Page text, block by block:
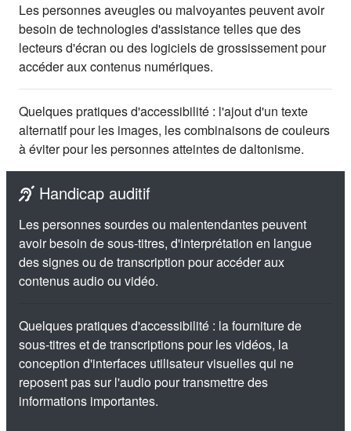
Les personnes aveugles ou malvoyantes peuvent avoir
besoin de technologies d'assistance telles que des
lecteurs d'écran ou des logiciels de grossissement pour
accéder aux contenus numériques.
Quelques pratiques d'accessibilité : l'ajout d'un texte
alternatifpour les images, les combinaisons de couleurs
à éviter pour les personnes atteintes de daltonisme.
Handicap auditif
Les personnes sourdes ou malentendantes peuvent
avoir besoin de sous-titres, d'interprétation en langue
des signes ou de transcription pour accéder aux
contenus audio ou vidéo.
Quelques pratiques d'accessibilité : la fourniture de
sous-titres et de transcriptions pour les vidéos, la
conception d'interfaces utilisateur visuelles qui ne
reposent pas sur l'audio pour transmettre des
informations importantes.